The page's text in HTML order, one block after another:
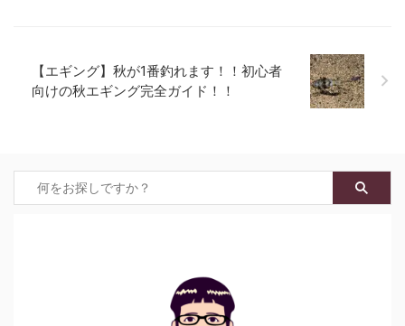
【エギング】秋が1番釣れます！！初心者
向けの秋エギング完全ガイド！！